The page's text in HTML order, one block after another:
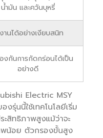
น้ำมัน และควันบุหรี่
านได้อย่างเงียบสนิท
งกันการกัดกร่อนได้เป็น
อย่างดี
Electric MSY
รุ่นนี้ใช้เทคโนโลยีเริ่ม
ะสิทธิภาพสูงแม้ว่าจะ
พน้อย ตัวกรองขั้นสูง